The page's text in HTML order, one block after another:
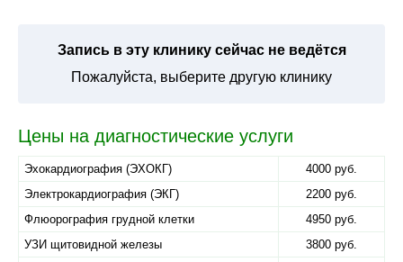
Запись в эту клинику сейчас не ведётся
Пожалуйста, выберите другую клинику
Цены на диагностические услуги
Эхокардиография (ЭХОКГ)
4000 руб.
Электрокардиография (ЭКГ)
2200 руб.
Флюорография грудной клетки
4950 руб.
УЗИ щитовидной железы
3800 руб.